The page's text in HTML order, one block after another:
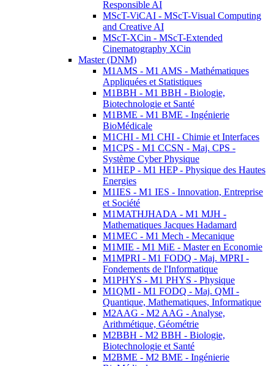
Responsible AI
MScT-ViCAI - MScT-Visual Computing
and Creative AI
MScT-XCin - MScT-Extended
Cinematography XCin
Master (DNM)
M1AMS - M1 AMS - Mathématiques
Appliquées et Statistiques
M1BBH - M1 BBH - Biologie,
Biotechnologie et Santé
M1BME - M1 BME - Ingénierie
BioMédicale
M1CHI - M1 CHI - Chimie et Interfaces
M1CPS - M1 CCSN - Maj. CPS -
Système Cyber Physique
M1HEP - M1 HEP - Physique des Hautes
Energies
M1IES - M1 IES - Innovation, Entreprise
et Société
M1MATHJHADA - M1 MJH -
Mathematiques Jacques Hadamard
M1MEC - M1 Mech - Mecanique
M1MIE - M1 MiE - Master en Economie
M1MPRI - M1 FODQ - Maj. MPRI -
Fondements de l'Informatique
M1PHYS - M1 PHYS - Physique
M1QMI - M1 FODQ - Maj. QMI -
Quantique, Mathematiques, Informatique
M2AAG - M2 AAG - Analyse,
Arithmétique, Géométrie
M2BBH - M2 BBH - Biologie,
Biotechnologie et Santé
M2BME - M2 BME - Ingénierie